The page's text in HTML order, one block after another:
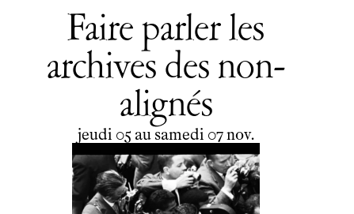
Faire parler les
archives des non-
alignés
du
jeudi
jeudi 05 au au
samedi
samedi 07novembre
nov.